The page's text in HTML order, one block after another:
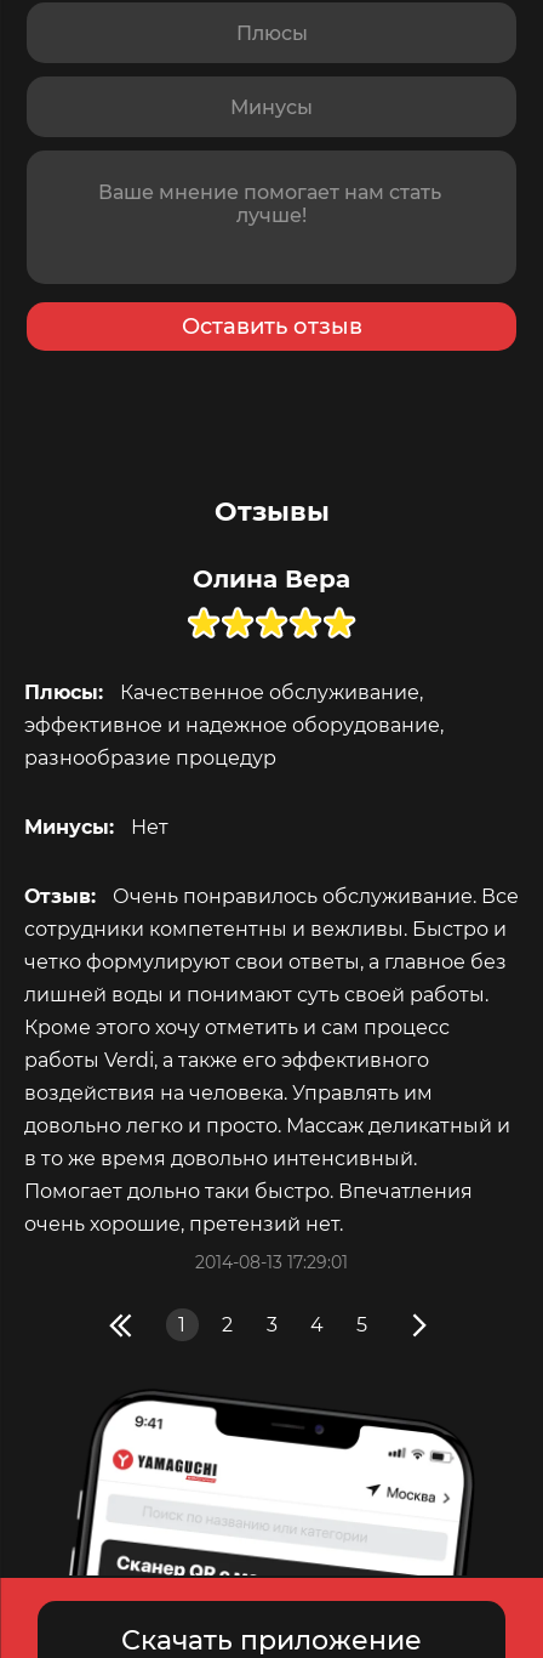
Плюсы
Минусы
Отзыв
Оставить отзыв
Отзывы
Олина Вера
Плюсы:
Качественное обслуживание,
эффективное и надежное оборудование,
разнообразие процедур
Минусы: Нет
Отзыв:
Очень понравилось обслуживание. Все
сотрудники компетентны и вежливы. Быстро и
четко формулируют свои ответы, а главное без
лишней воды и понимают суть своей работы.
Кроме этого хочу отметить и сам процесс
работы Verdi, а также его эффективного
воздействия на человека. Управлять им
довольно легко и просто. Массаж деликатный и
в то же время довольно интенсивный.
Помогает дольно таки быстро. Впечатления
очень хорошие, претензий нет.
2014-08-13 17:29:01
1 2 3 4 5
Скачать приложение